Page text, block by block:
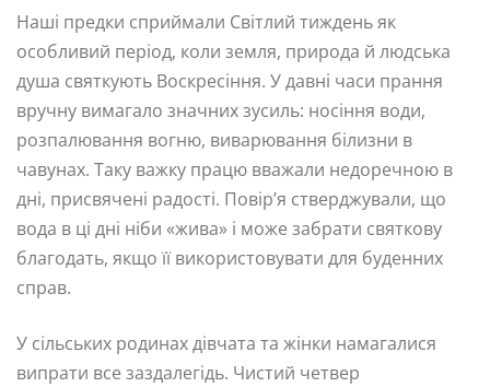
Наші предки сприймали Світлий тиждень як
особливий період, коли земля, природа й людська
душа святкують Воскресіння. У давні часи прання
вручну вимагало значних зусиль: носіння води,
розпалювання вогню, виварювання білизни в
чавунах. Таку важку працю вважали недоречною в
дні, присвячені радості. Повір’я стверджували, що
вода в ці дні ніби «жива» і може забрати святкову
благодать, якщо її використовувати для буденних
справ.
У сільських родинах дівчата та жінки намагалися
випрати все заздалегідь. Чистий четвер